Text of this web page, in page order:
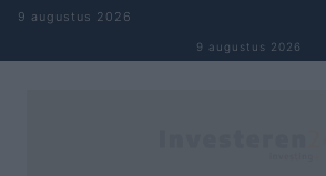
Naar inhoud springen
9 augustus 2026
9 augustus 2026